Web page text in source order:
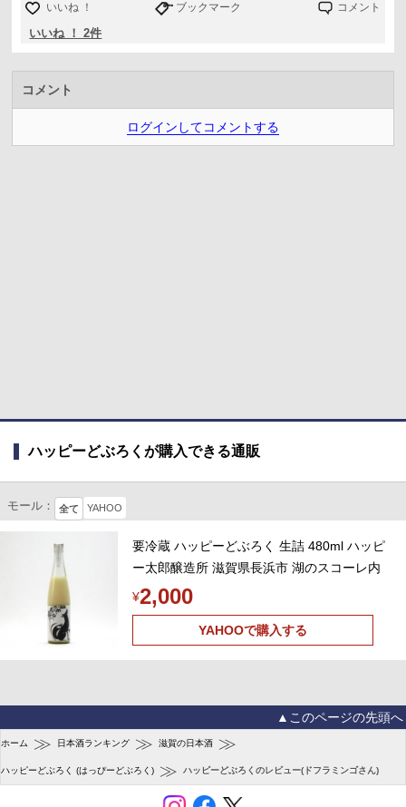
いいね ！ ブックマーク コメント
いいね ！ 2件
コメント
ログインしてコメントする
ハッピーどぶろくが購入できる通販
モール： 全て YAHOO
要冷蔵 ハッピーどぶろく 生詰 480ml ハッピ
ー太郎醸造所 滋賀県長浜市 湖のスコーレ内
¥2,000
YAHOOで購入する
▲このページの先頭へ
ホーム ≫ 日本酒ランキング ≫ 滋賀の日本酒 ≫
ハッピーどぶろく (はっぴーどぶろく) ≫ ハッピーどぶろくのレビュー(ドフラミンゴさん)